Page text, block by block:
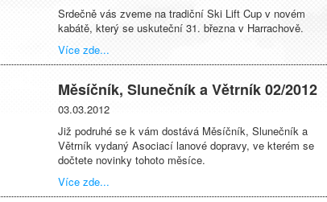
Srdečně vás zveme na tradiční Ski Lift Cup v novém
kabátě, který se uskuteční 31. března v Harrachově.
Více zde...
Měsíčník, Slunečník a Větrník 02/2012
03.03.2012
Již podruhé se k vám dostává Měsíčník, Slunečník a
Větrník vydaný Asociací lanové dopravy, ve kterém se
dočtete novinky tohoto měsíce.
Více zde...